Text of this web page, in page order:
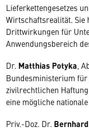
Lieferkettengesetzes
Wirtschaftsrealität. Sie
Drittwirkungen für
Anwendungsbereich
Dr. Matthias Potyka ,
Bundesministerium
zivilrechtlichen
eine mögliche
Priv.-Doz. Dr.